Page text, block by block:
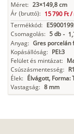
Méret: 23×149,8 cm
Ár (bruttó): 15 790 Ft /
Termékkód:
Csomagolás: 5 db -
Anyag: Gres porcelán
Kopásállóság: PEI:3
Felület és mintázat:
Csúszásmentesség:
Élek: Élvágott, Forma:
Vastagság: 8 mm